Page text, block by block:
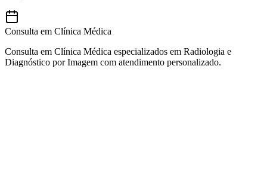
Consulta em Clínica Médica
Consulta em Clínica Médica especializados em Radiologia e
Diagnóstico por Imagem com atendimento personalizado.